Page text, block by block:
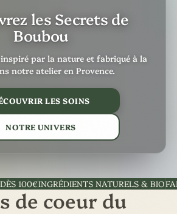
les Secrets de
Boubou
par la nature et fabriqué à la
notre atelier en Provence.
LES SOINS
NOTRE UNIVERS
100€INGRÉDIENTS NATURELS & BIO
de coeur du